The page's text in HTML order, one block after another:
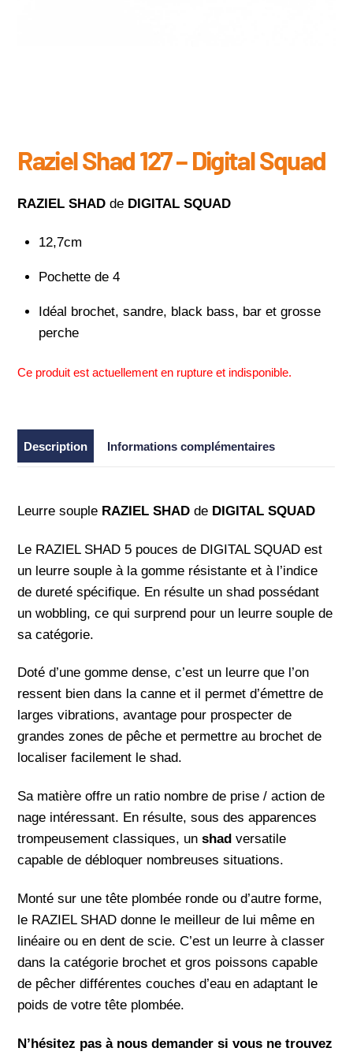
Raziel Shad 127 – Digital Squad
RAZIEL SHADde DIGITAL SQUAD
12,7cm
Pochette de 4
Idéal brochet, sandre, black bass, bar et grosse
perche
Ce produit est actuellement en rupture et indisponible.
Description Informations complémentaires
Leurre souple RAZIEL SHAD de DIGITAL SQUAD
Le RAZIEL SHAD 5 pouces de DIGITAL SQUAD est
un leurre souple à la gomme résistante et à l’indice
de dureté spécifique. En résulte un shad possédant
un wobbling, ce qui surprend pour un leurre souple de
sa catégorie.
Doté d’une gomme dense, c’est un leurre que l’on
ressent bien dans la canne et il permet d’émettre de
larges vibrations, avantage pour prospecter de
grandes zones de pêche et permettre au brochet de
localiser facilement le shad.
Sa matière offre un ratio nombre de prise / action de
nage intéressant. En résulte, sous des apparences
trompeusement classiques, unshad versatile
capable de débloquer nombreuses situations.
Monté sur une tête plombée ronde ou d’autre forme,
le RAZIEL SHAD donne le meilleur de lui même en
linéaire ou en dent de scie. C’est un leurre à classer
dans la catégorie brochet et gros poissons capable
de pêcher différentes couches d’eau en adaptant le
poids de votre tête plombée.
N’hésitez pas à nous demander si vous ne trouvez